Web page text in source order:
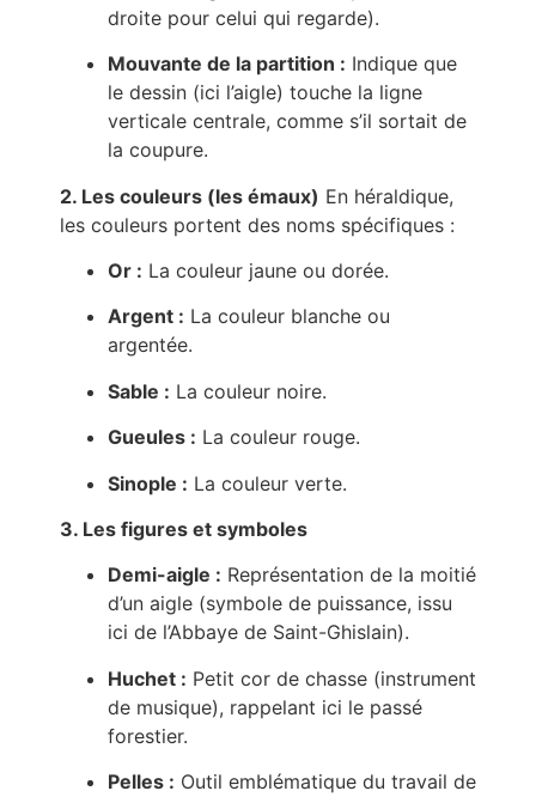
droite pour celui qui regarde).
Mouvante de la partition : Indique que
le dessin (ici l’aigle) touche la ligne
verticale centrale, comme s’il sortait de
la coupure.
2. Les couleurs (les émaux) En héraldique,
les couleurs portent des noms spécifiques :
Or : La couleur jaune ou dorée.
Argent : La couleur blanche ou
argentée.
Sable : La couleur noire.
Gueules : La couleur rouge.
Sinople : La couleur verte.
3. Les figures et symboles
Demi-aigle : Représentation de la moitié
d’un aigle (symbole de puissance, issu
ici de l’Abbaye de Saint-Ghislain).
Huchet : Petit cor de chasse (instrument
de musique), rappelant ici le passé
forestier.
Pelles : Outil emblématique du travail de